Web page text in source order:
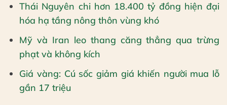
Thái Nguyên chi hơn 18.400 tỷ đồng hiện đại
hóa hạ tầng nông thôn vùng khó
Mỹ và Iran leo thang căng thẳng qua trừng
phạt và không kích
Giá vàng: Cú sốc giảm giá khiến người mua lỗ
gần 17 triệu